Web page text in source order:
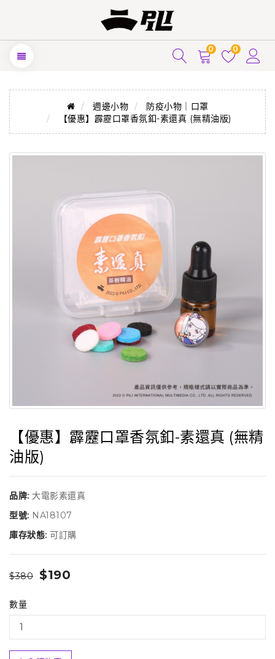
0 0
週邊小物
防疫小物｜口罩
【優惠】霹靂口罩香氛釦-素還真 (無精油版)
【優惠】霹靂口罩香氛釦-素還真 (無精
油版)
品牌: 大電影素還真
型號: NA18107
庫存狀態: 可訂購
$380 $190
數量